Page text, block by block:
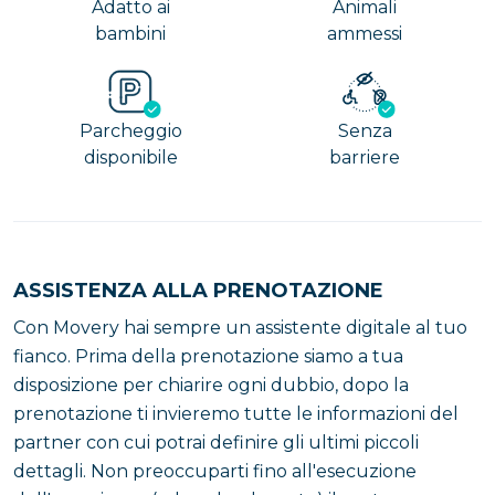
caratterizzata da un’ampia vasca con al centro una
sorta di scoglio sul quale poggiano quattro animali
simbolici: il cavallo, il leone, il delfino e la tartaruga,
sovrastati dalla Sirena Partenope che stringe con
una lira il braccio destro e punta il braccio sinistro
verso l’alto.
ammaliare Ulisse con il canto per attirarlo verso il
profondo del mare, ma l’eroe si fece legare all’albero
della nave e riuscì a resistere. La sirena, disperata di
non essere riuscita a portare l’innamorato con sé, si
uccise e il suo corpo fu raccolto sullo scoglio di San
Leonardo.
Adatto ai
bambini
Animali
ammessi
Parcheggio
disponibile
Senza
barriere
ASSISTENZA ALLA PRENOTAZIONE
Con Movery hai sempre un assistente digitale al tuo
fianco. Prima della prenotazione siamo a tua
disposizione per chiarire ogni dubbio, dopo la
prenotazione ti invieremo tutte le informazioni del
partner con cui potrai definire gli ultimi piccoli
dettagli. Non preoccuparti fino all'esecuzione